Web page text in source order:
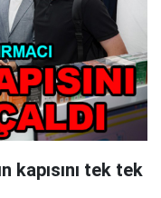
kapısını tek tek